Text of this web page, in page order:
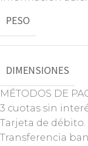
PESO
DIMENSIONES
MÉTODOS DE
3 cuotas sin
Tarjeta de débito.
Transferencia